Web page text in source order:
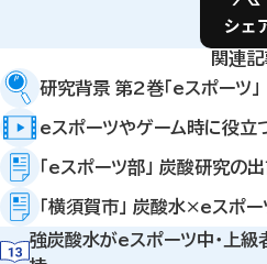
関連
研究背景 第2巻「eスポーツ」
eスポーツやゲーム時に役立
「eスポーツ部」 炭酸研究の
「横須賀市」 炭酸水×eスポー
強炭酸水がeスポーツ中・上